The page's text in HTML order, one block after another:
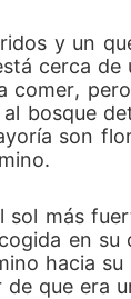
y un
cerca
comer,
bosque
son
más
en
hacia
que era